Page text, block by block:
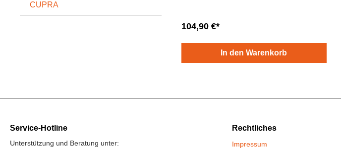
CUPRA
104,90 €*
In den Warenkorb
Service-Hotline
Unterstützung und Beratung unter:
Rechtliches
Impressum